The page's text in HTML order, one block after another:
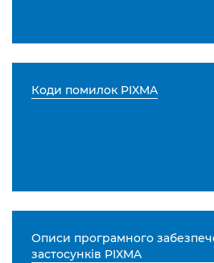
Коди помилок PIXMA
Описи програмного
застосунків PIXMA